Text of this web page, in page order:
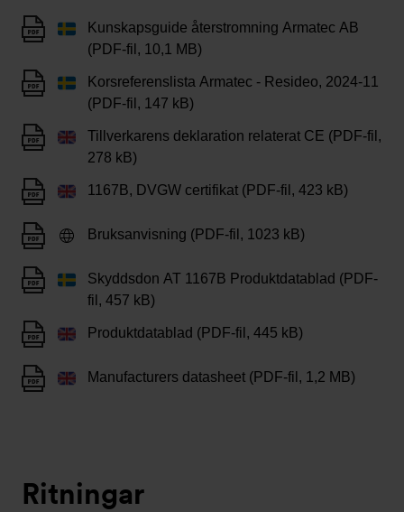
Kunskapsguide återstromning Armatec AB
(PDF-fil, 10,1 MB)
Korsreferenslista Armatec - Resideo, 2024-11
(PDF-fil, 147 kB)
Tillverkarens deklaration relaterat CE (PDF-fil,
278 kB)
1167B, DVGW certifikat (PDF-fil, 423 kB)
Bruksanvisning (PDF-fil, 1023 kB)
Skyddsdon AT 1167B Produktdatablad (PDF-
fil, 457 kB)
Produktdatablad (PDF-fil, 445 kB)
Manufacturers datasheet (PDF-fil, 1,2 MB)
Ritningar